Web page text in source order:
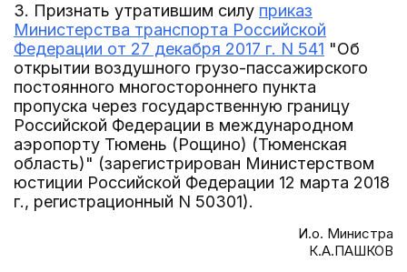
3. Признать утратившим силу приказ
Министерства транспорта Российской
Федерации от 27 декабря 2017 г. N 541 "Об
открытии воздушного грузо-пассажирского
постоянного многостороннего пункта
пропуска через государственную границу
Российской Федерации в международном
аэропорту Тюмень (Рощино) (Тюменская
область)" (зарегистрирован Министерством
юстиции Российской Федерации 12 марта 2018
г., регистрационный N 50301).
И.о. Министра
К.А.ПАШКОВ